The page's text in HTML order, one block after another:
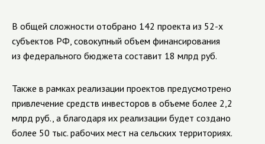
В общей сложности отобрано 142 проекта из 52-х
субъектов РФ, совокупный объем финансирования
из федерального бюджета составит 18 млрд руб.
Также в рамках реализации проектов предусмотрено
привлечение средств инвесторов в объеме более 2,2
млрд руб., а благодаря их реализации будет создано
более 50 тыс. рабочих мест на сельских территориях.